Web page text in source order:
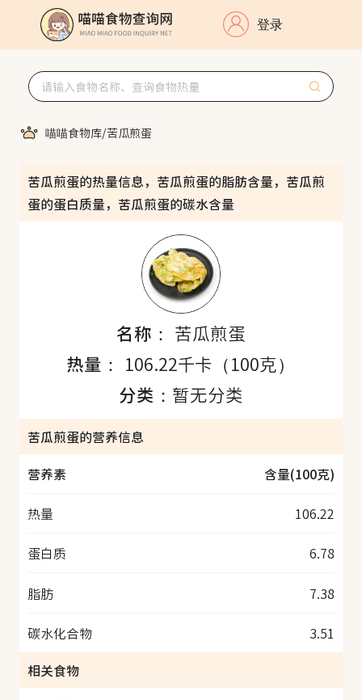
登录
喵喵食物库/苦瓜煎蛋
苦瓜煎蛋的热量信息，苦瓜煎蛋的脂肪含量，苦瓜煎
蛋的蛋白质量，苦瓜煎蛋的碳水含量
名称： 苦瓜煎蛋
热量： 106.22千卡（100克）
分类： 暂无分类
苦瓜煎蛋的营养信息
营养素
含量(100克)
热量 106.22
蛋白质 6.78
脂肪 7.38
碳水化合物
3.51
相关食物